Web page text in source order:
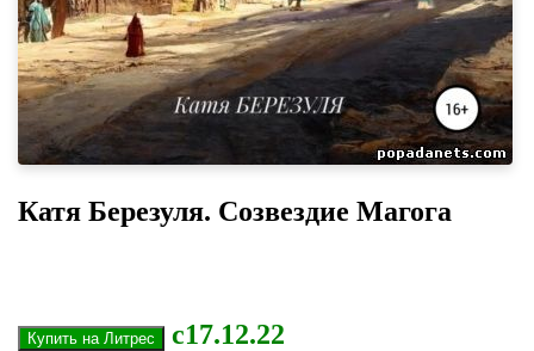
Катя Березуля. Созвездие Магога
с17.12.22